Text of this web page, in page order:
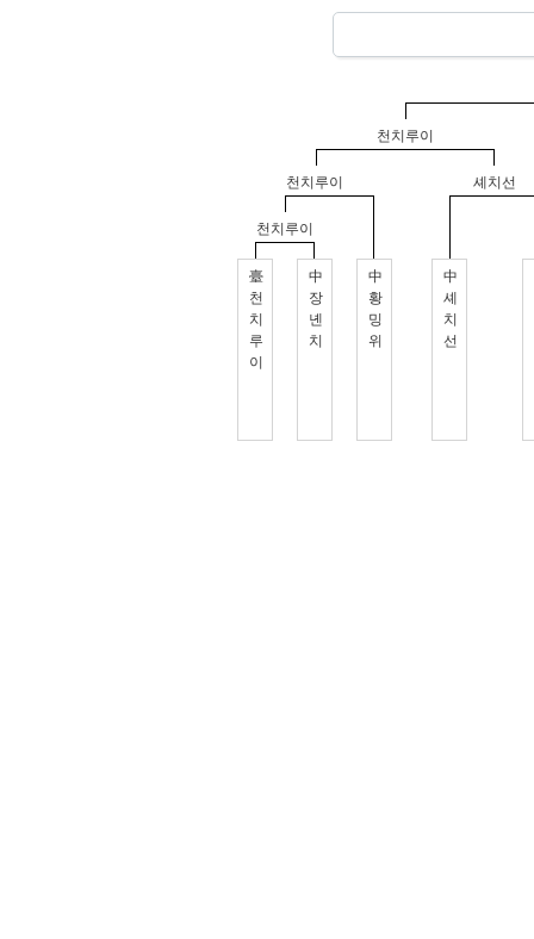
천치루이
천치루이
천치루이
臺
천
치
루
이
中
장
녠
치
中
황
밍
위
셰치선
中
셰
치
선